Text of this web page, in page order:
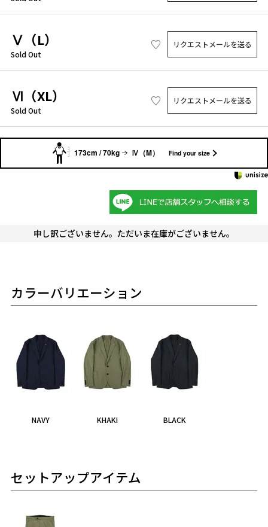
Ⅴ（L）
Sold Out
リクエストメールを送る
Ⅵ（XL）
Sold Out
リクエストメールを送る
173cm / 70kg Ⅳ（M） Find your size
申し訳ございません。ただいま在庫がございません。
カラーバリエーション
NAVY KHAKI BLACK
セットアップアイテム